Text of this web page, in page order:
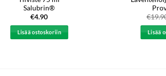
Salubrin®
€4.90
Lisää ostoskoriin
€
Lisää